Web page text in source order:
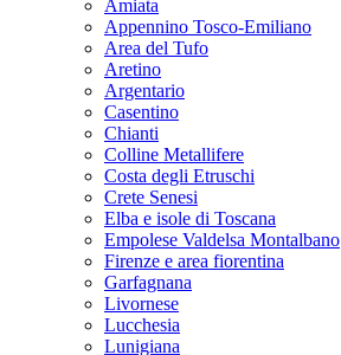
Amiata
Appennino Tosco-Emiliano
Area del Tufo
Aretino
Argentario
Casentino
Chianti
Colline Metallifere
Costa degli Etruschi
Crete Senesi
Elba e isole di Toscana
Empolese Valdelsa Montalbano
Firenze e area fiorentina
Garfagnana
Livornese
Lucchesia
Lunigiana